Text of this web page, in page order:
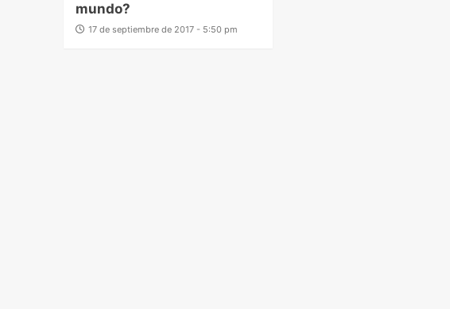
mundo?
17 de septiembre de 2017 - 5:50 pm